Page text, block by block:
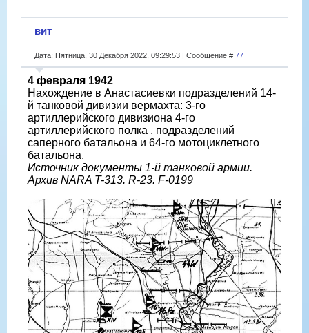
вит
Дата: Пятница, 30 Декабря 2022, 09:29:53 | Сообщение # 77
4 февраля 1942
Нахождение в Анастасиевки подразделений 14-
й танковой дивизии вермахта: 3-го
артиллерийского дивизиона 4-го
артиллерийского полка , подразделений
саперного батальона и 64-го мотоциклетного
батальона.
Источник документы 1-й танковой армии.
Архив NARA T-313. R-23. F-0199